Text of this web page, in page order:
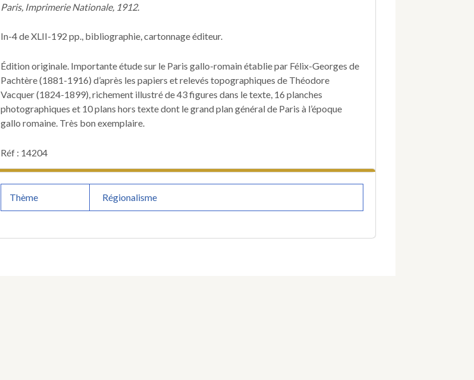
gallo-
romaine.
Paris, Imprimerie Nationale, 1912.
In-4 de XLII-192 pp., bibliographie, cartonnage éditeur.
Édition originale. Importante étude sur le Paris gallo-romain établie par Félix-Georges de
Pachtère (1881-1916) d’après les papiers et relevés topographiques de Théodore
Vacquer (1824-1899), richement illustré de 43 figures dans le texte, 16 planches
photographiques et 10 plans hors texte dont le grand plan général de Paris à l’époque
gallo romaine. Très bon exemplaire.
Réf : 14204
Thème Régionalisme